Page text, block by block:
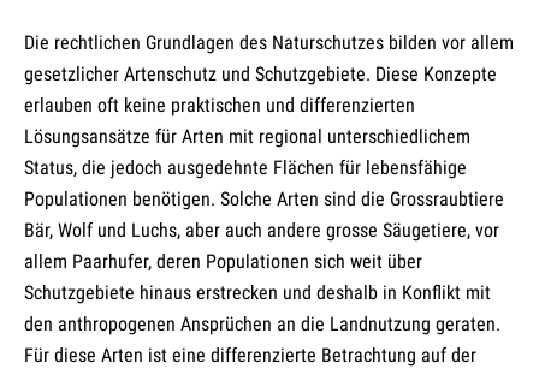
Die rechtlichen Grundlagen des Naturschutzes bilden vor allem
gesetzlicher Artenschutz und Schutzgebiete. Diese Konzepte
erlauben oft keine praktischen und differenzierten
Lösungsansätze für Arten mit regional unterschiedlichem
Status, die jedoch ausgedehnte Flächen für lebensfähige
Populationen benötigen. Solche Arten sind die Grossraubtiere
Bär, Wolf und Luchs, aber auch andere grosse Säugetiere, vor
allem Paarhufer, deren Populationen sich weit über
Schutzgebiete hinaus erstrecken und deshalb in Konflikt mit
den anthropogenen Ansprüchen an die Landnutzung geraten.
Für diese Arten ist eine differenzierte Betrachtung auf der